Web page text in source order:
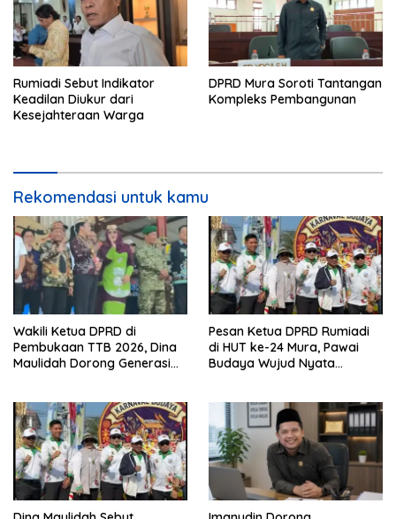
Rumiadi Sebut Indikator
Keadilan Diukur dari
Kesejahteraan Warga
DPRD Mura Soroti Tantangan
Kompleks Pembangunan
Rekomendasi untuk kamu
Wakili Ketua DPRD di
Pembukaan TTB 2026, Dina
Maulidah Dorong Generasi
Pesan Ketua DPRD Rumiadi
di HUT ke-24 Mura, Pawai
Budaya Wujud Nyata